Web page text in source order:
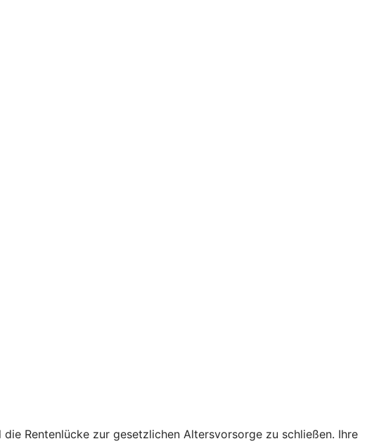
Rentenlücke zur gesetzlichen Altersvorsorge zu schließen. Ihre